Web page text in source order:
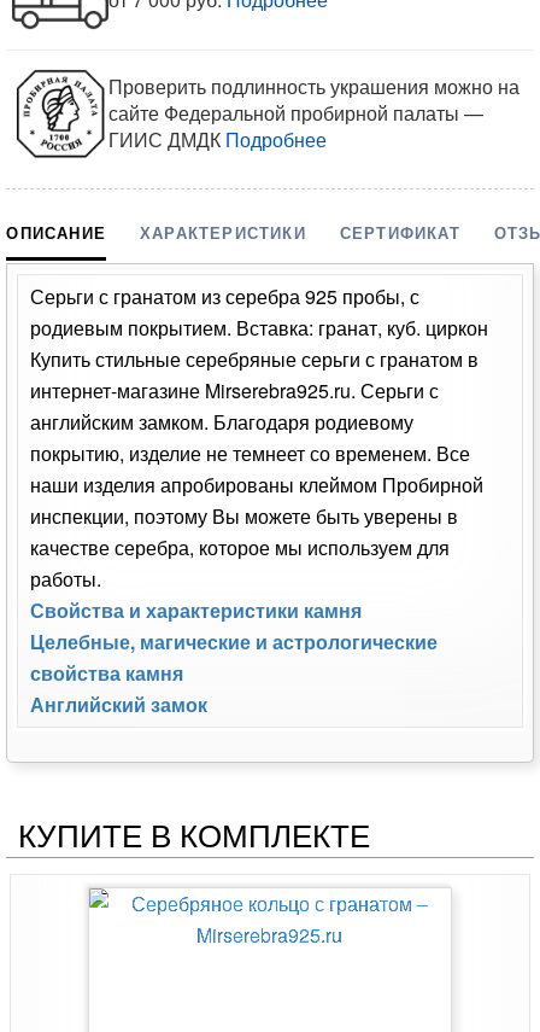
Проверить подлинность украшения можно на
сайте Федеральной пробирной палаты —
ГИИС ДМДК Подробнее
ОПИСАНИЕ ХАРАКТЕРИСТИКИ СЕРТИФИКАТ
Серьги с гранатом из серебра 925 пробы, с
родиевым покрытием. Вставка: гранат, куб. циркон
Купить стильные серебряные серьги с гранатом в
интернет-магазине Mirserebra925.ru. Серьги с
английским замком. Благодаря родиевому
покрытию, изделие не темнеет со временем. Все
наши изделия апробированы клеймом Пробирной
инспекции, поэтому Вы можете быть уверены в
качестве серебра, которое мы используем для
работы.
Свойства и характеристики камня
Целебные, магические и астрологические
свойства камня
Английский замок
КУПИТЕ В КОМПЛЕКТЕ